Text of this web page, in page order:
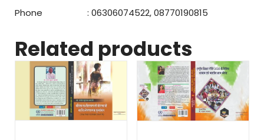
Phone : 06306074522, 08770190815
Related products